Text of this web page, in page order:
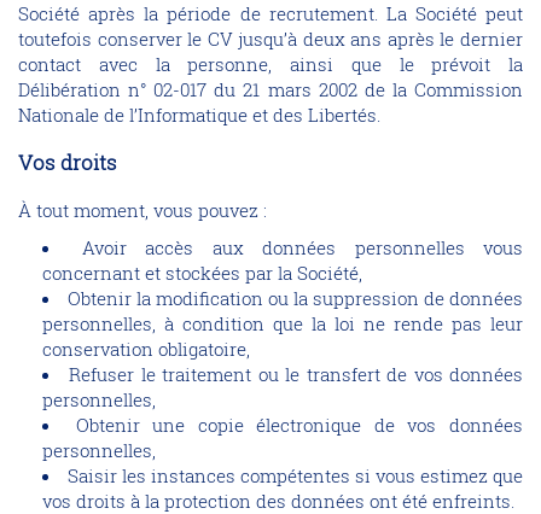
Société après la période de recrutement. La Société peut
toutefois conserver le CV jusqu’à deux ans après le dernier
contact avec la personne, ainsi que le prévoit la
Délibération n° 02-017 du 21 mars 2002 de la Commission
Nationale de l’Informatique et des Libertés.
Vos droits
À tout moment, vous pouvez :
Avoir accès aux données personnelles vous
concernant et stockées par la Société,
Obtenir la modification ou la suppression de données
personnelles, à condition que la loi ne rende pas leur
conservation obligatoire,
Refuser le traitement ou le transfert de vos données
personnelles,
Obtenir une copie électronique de vos données
personnelles,
Saisir les instances compétentes si vous estimez que
vos droits à la protection des données ont été enfreints.